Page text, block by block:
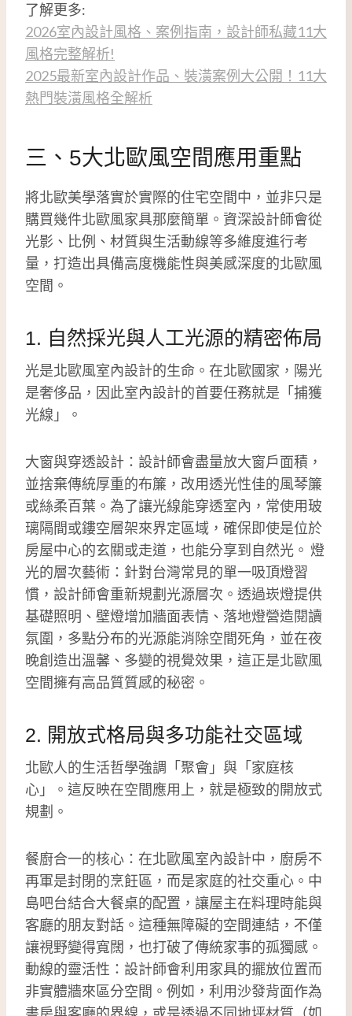
了解更多:
2026室內設計風格、案例指南，設計師私藏11大
風格完整解析!
2025最新室內設計作品、裝潢案例大公開！11大
熱門裝潢風格全解析
三、5大北歐風空間應用重點
將北歐美學落實於實際的住宅空間中，並非只是
購買幾件北歐風家具那麼簡單。資深設計師會從
光影、比例、材質與生活動線等多維度進行考
量，打造出具備高度機能性與美感深度的北歐風
空間。
1. 自然採光與人工光源的精密佈局
光是北歐風室內設計的生命。在北歐國家，陽光
是奢侈品，因此室內設計的首要任務就是「捕獲
光線」。
大窗與穿透設計：設計師會盡量放大窗戶面積，
並捨棄傳統厚重的布簾，改用透光性佳的風琴簾
或絲柔百葉。為了讓光線能穿透室內，常使用玻
璃隔間或鏤空層架來界定區域，確保即使是位於
房屋中心的玄關或走道，也能分享到自然光。 燈
光的層次藝術：針對台灣常見的單一吸頂燈習
慣，設計師會重新規劃光源層次。透過崁燈提供
基礎照明、壁燈增加牆面表情、落地燈營造閱讀
氛圍，多點分布的光源能消除空間死角，並在夜
晚創造出溫馨、多變的視覺效果，這正是北歐風
空間擁有高品質質感的秘密。
2. 開放式格局與多功能社交區域
北歐人的生活哲學強調「聚會」與「家庭核
心」。這反映在空間應用上，就是極致的開放式
規劃。
餐廚合一的核心：在北歐風室內設計中，廚房不
再軍是封閉的烹飪區，而是家庭的社交重心。中
島吧台結合大餐桌的配置，讓屋主在料理時能與
客廳的朋友對話。這種無障礙的空間連結，不僅
讓視野變得寬闊，也打破了傳統家事的孤獨感。
動線的靈活性：設計師會利用家具的擺放位置而
非實體牆來區分空間。例如，利用沙發背面作為